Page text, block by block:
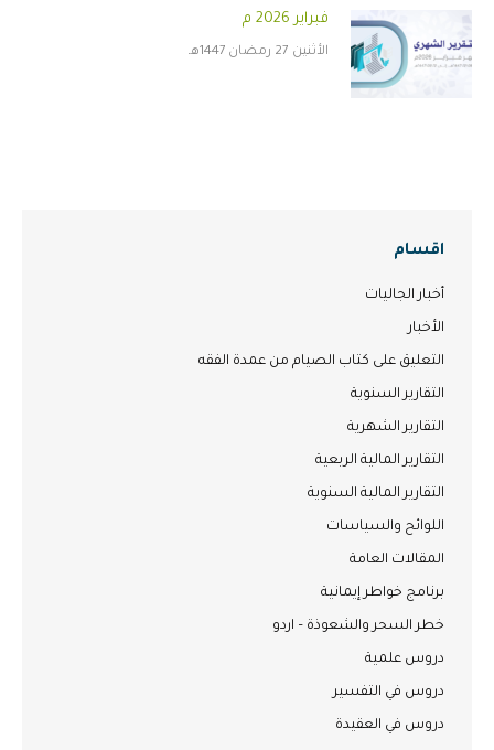
فبراير 2026 م
الأثنين 27 رمضان 1447هـ
اقسام
أخبار الجاليات
الأخبار
التعليق على كتاب الصيام من عمدة الفقه
التقارير السنوية
التقارير الشهرية
التقارير المالية الربعية
التقارير المالية السنوية
اللوائح والسياسات
المقالات العامة
برنامج خواطر إيمانية
خطر السحر والشعوذة – اردو
دروس علمية
دروس في التفسير
دروس في العقيدة